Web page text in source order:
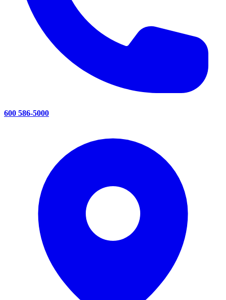
600 586-5000